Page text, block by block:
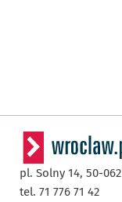
pl. Solny 14, 50-062
tel. 71 776 71 42